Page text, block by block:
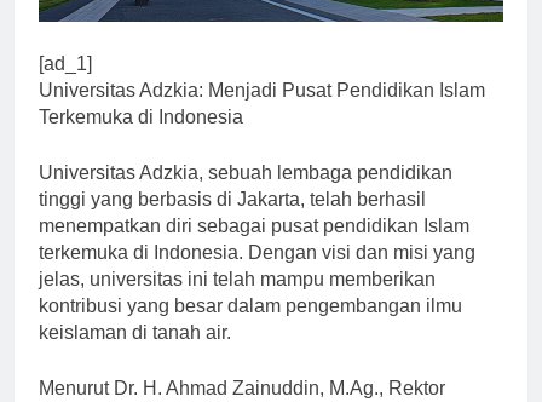
[ad_1]
Universitas Adzkia: Menjadi Pusat Pendidikan Islam
Terkemuka di Indonesia
Universitas Adzkia, sebuah lembaga pendidikan
tinggi yang berbasis di Jakarta, telah berhasil
menempatkan diri sebagai pusat pendidikan Islam
terkemuka di Indonesia. Dengan visi dan misi yang
jelas, universitas ini telah mampu memberikan
kontribusi yang besar dalam pengembangan ilmu
keislaman di tanah air.
Menurut Dr. H. Ahmad Zainuddin, M.Ag., Rektor